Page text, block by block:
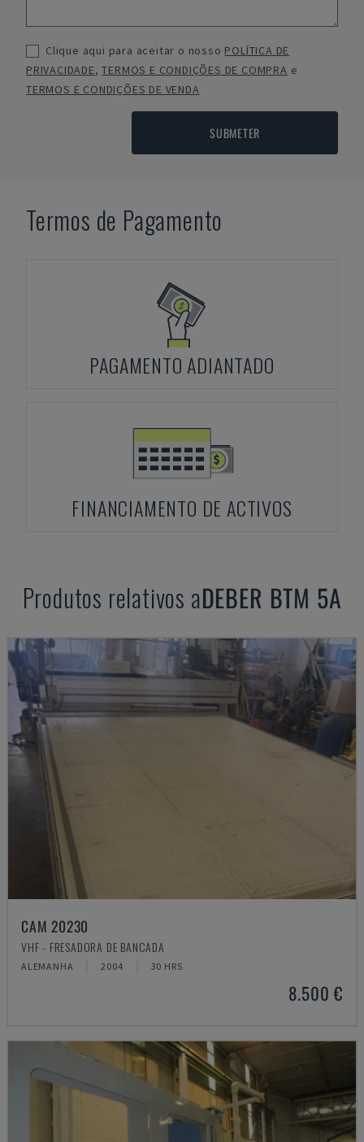
Clique aqui para aceitar o nosso POLÍTICA DE
PRIVACIDADE,TERMOS E CONDIÇÕES DE COMPRA e
TERMOS E CONDIÇÕES DE VENDA
SUBMETER
Termos de Pagamento
PAGAMENTO ADIANTADO
FINANCIAMENTO DE ACTIVOS
Produtos relativos aDEBER BTM 5A
CAM 20230
VHF - FRESADORA DE BANCADA
ALEMANHA 2004 30 HRS
8.500 €